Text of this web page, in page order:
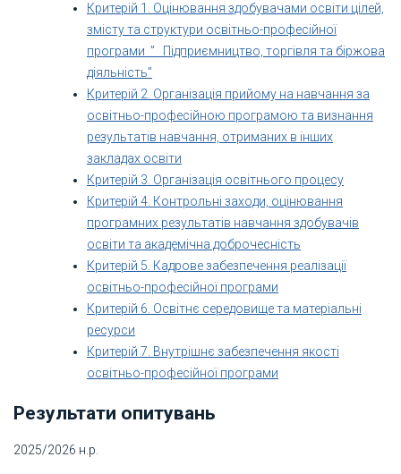
Критерій 1. Оцінювання здобувачами освіти цілей,
змісту та структури освітньо-професійної
програми ” Підприємництво, торгівля та біржова
діяльність”
Критерій 2. Організація прийому на навчання за
освітньо-професійною програмою та визнання
результатів навчання, отриманих в інших
закладах освіти
Критерій 3. Організація освітнього процесу
Критерій 4. Контрольні заходи, оцінювання
програмних результатів навчання здобувачів
освіти та академічна доброчесність
Критерій 5. Кадрове забезпечення реалізації
освітньо-професійної програми
Критерій 6. Освітнє середовище та матеріальні
ресурси
Критерій 7. Внутрішнє забезпечення якості
освітньо-професійної програми
Результати опитувань
2025/2026 н.р.